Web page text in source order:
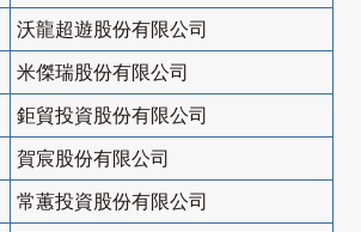
沃龍超遊股份有限公司
米傑瑞股份有限公司
鉅貿投資股份有限公司
賀宸股份有限公司
常蕙投資股份有限公司